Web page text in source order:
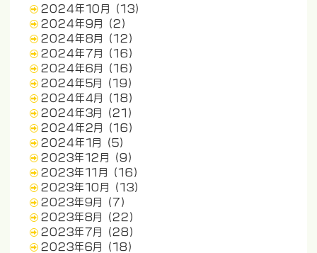
2024年10月
(13)
2024年9月
(2)
2024年8月
(12)
2024年7月
(16)
2024年6月
(16)
2024年5月
(19)
2024年4月
(18)
2024年3月
(21)
2024年2月
(16)
2024年1月
(5)
2023年12月
(9)
2023年11月
(16)
2023年10月
(13)
2023年9月
(7)
2023年8月
(22)
2023年7月
(28)
2023年6月
(18)